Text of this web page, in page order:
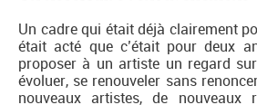
Un cadre qui était déjà clairement
était acté que c’était pour deux
proposer à un artiste un regard
évoluer, se renouveler sans
nouveaux artistes, de